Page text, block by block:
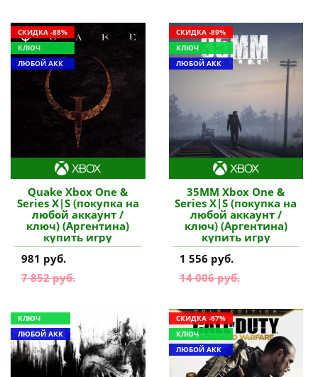
СКИДКА -88%
КЛЮЧ
ЛЮБОЙ АКК
Quake Xbox One &
Series X|S (покупка на
любой аккаунт /
ключ) (Аргентина)
купить игру
981 руб.
7 852 руб.
СКИДКА -89%
КЛЮЧ
ЛЮБОЙ АКК
35MM Xbox One &
Series X|S (покупка на
любой аккаунт /
ключ) (Аргентина)
купить игру
1 556 руб.
14 006 руб.
КЛЮЧ
ЛЮБОЙ АКК
СКИДКА -67%
КЛЮЧ
ЛЮБОЙ АКК